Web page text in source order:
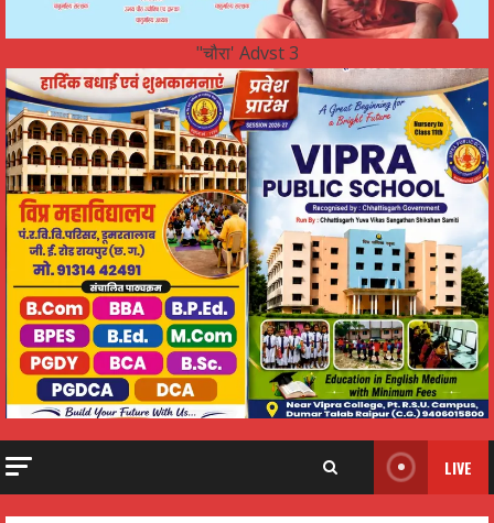
"चौरा' Advst 3
LIVE